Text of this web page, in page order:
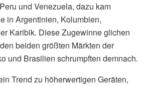
und Venezuela, dazu kam
in Argentinien, Kolumbien,
Karibik. Diese Zugewinne glichen
beiden größten Märkten der
und Brasilien schrumpften demnach.
Trend zu höherwertigen Geräten,